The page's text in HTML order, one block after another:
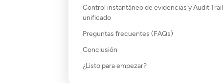
Control instantáneo de evidencias y Audit Trail
unificado
Preguntas frecuentes (FAQs)
Conclusión
¿Listo para empezar?